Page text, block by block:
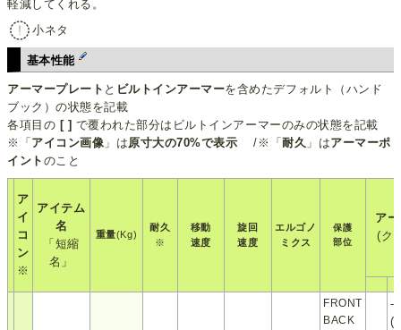
軽減してくれる。
小ネタ
基本性能
アーマープレート と ビルトインアーマーを含めたデフォルト（ハンド
ブック）の状態を記載
各項目の [ ] で覆われた部分はビルトインアーマーのみの状態を記載
※「 アイコン画像 」は原寸大の70%で表示 /※「耐久 」はアーマーポ
イント のこと
ア
イ
コ
ン
※
アイテム
名
「短縮
名」
重量(Kg)
耐久
※
移動
速度
旋回
速度
エルゴノ
ミクス
保護
部位
ア
(ク
FRONT
BACK
-